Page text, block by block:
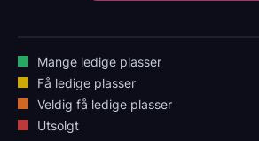
Mange ledige plasser
Få ledige plasser
Veldig få ledige plasser
Utsolgt